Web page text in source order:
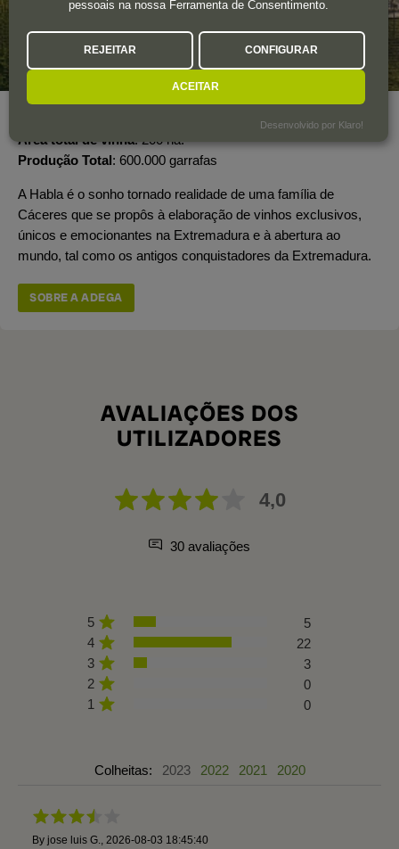
Área total de vinha 200 ha.
Produção Total 600.000 garrafas
A Habla é o sonho tornado realidade de uma família de
Cáceres que se propôs à elaboração de vinhos exclusivos,
únicos e emocionantes na Extremadura e à abertura ao
mundo, tal como os antigos conquistadores da Extremadura.
SOBRE A ADEGA
AVALIAÇÕES DOS
UTILIZADORES
4,0
30 avaliações
5
5
4
22
3
3
2
0
1
0
Colheitas: 2023 2022 2021 2020
By jose luis G. 2026-08-03 18:45:40
pessoais na nossa Ferramenta de Consentimento.
REJEITAR CONFIGURAR
ACEITAR
Desenvolvido por Klaro!